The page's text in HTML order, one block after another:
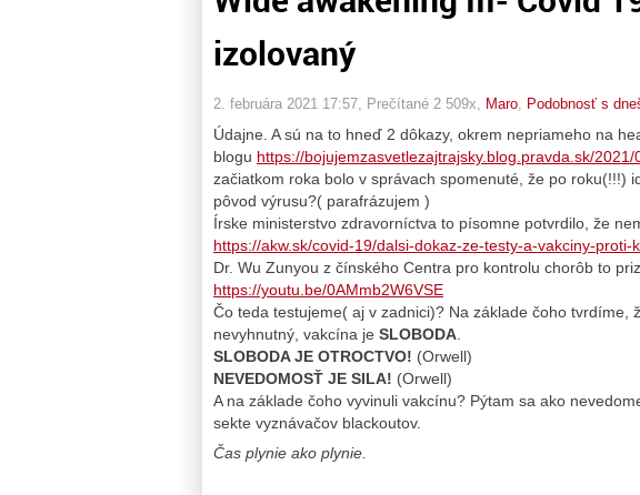
izolovaný
2. februára 2021 17:57 , Prečítané 2 509x, Maro Podobnosť s
Údajne. A sú na to hneď 2 dôkazy, okrem nepriameho na
blogu https://bojujemzasvetlezajtrajsky.blog.pravda.sk/
začiatkom roka bolo v správach spomenuté, že po roku(!!!)
pôvod výrusu?( parafrázujem )
Írske ministerstvo zdravorníctva to písomne potvrdilo, že
https://akw.sk/covid-19/dalsi-dokaz-ze-testy-a-vakciny-
Dr. Wu Zunyou z čínského Centra pro kontrolu chorôb to
https://youtu.be/0AMmb2W6VSE
Čo teda testujeme( aj v zadnici)? Na základe čoho tvrdíme,
nevyhnutný, vakcína je SLOBODA
SLOBODA JE OTROCTVO! (Orwell)
NEVEDOMOSŤ JE SILA! (Orwell)
A na základe čoho vyvinuli vakcínu? Pýtam sa ako
sekte vyznávačov blackoutov.
Čas plynie ako plynie.